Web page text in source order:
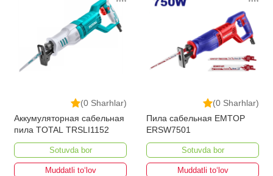
(0 Sharhlar)
Аккумуляторная сабельная
пила TOTAL TRSLI1152
Sotuvda bor
Muddatli to‘lov
(0 Sharhlar)
Пила сабельная EMTOP
ERSW7501
Sotuvda bor
Muddatli to‘lov